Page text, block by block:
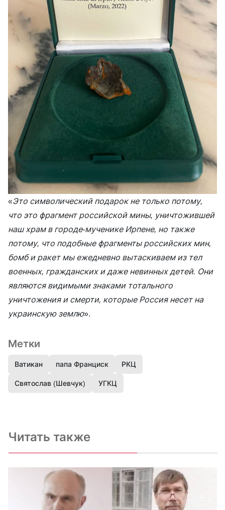
«Это символический подарок не только потому,
что это фрагмент российской мины, уничтожившей
наш храм в городе-мученике Ирпене, но также
потому, что подобные фрагменты российских мин,
бомб и ракет мы ежедневно вытаскиваем из тел
военных, гражданских и даже невинных детей. Они
являются видимыми знаками тотального
уничтожения и смерти, которые Россия несет на
украинскую землю».
Метки
Ватикан папа Франциск РКЦ
Святослав (Шевчук) УГКЦ
Читать также